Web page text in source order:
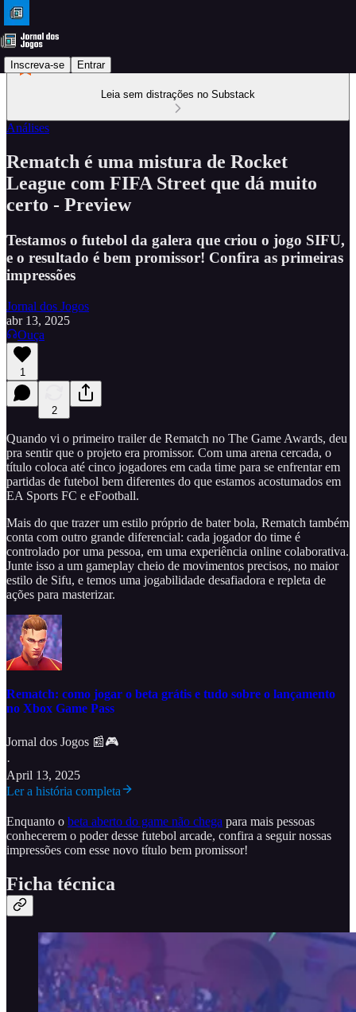
Inscreva-se Entrar
Leia sem distrações no Substack
Análises
Rematch é uma mistura de Rocket
League com FIFA Street que dá muito
certo - Preview
Testamos o futebol da galera que criou o jogo SIFU,
e o resultado é bem promissor! Confira as primeiras
impressões
Jornal dos Jogos
abr 13, 2025
Ouça
1
2
Quando vi o primeiro trailer de Rematch no The Game Awards, deu
pra sentir que o projeto era promissor. Com uma arena cercada, o
título coloca até cinco jogadores em cada time para se enfrentar em
partidas de futebol bem diferentes do que estamos acostumados em
EA Sports FC e eFootball.
Mais do que trazer um estilo próprio de bater bola, Rematch também
conta com outro grande diferencial: cada jogador do time é
controlado por uma pessoa, em uma experiência online colaborativa.
Junte isso a um gameplay cheio de movimentos precisos, no maior
estilo de Sifu, e temos uma jogabilidade desafiadora e repleta de
ações para masterizar.
Rematch: como jogar o beta grátis e tudo sobre o lançamento
no Xbox Game Pass
Jornal dos Jogos 📰🎮
·
April 13, 2025
Ler a história completa
Enquanto o beta aberto do game não chega para mais pessoas
conhecerem o poder desse futebol arcade, confira a seguir nossas
impressões com esse novo título bem promissor!
Ficha técnica